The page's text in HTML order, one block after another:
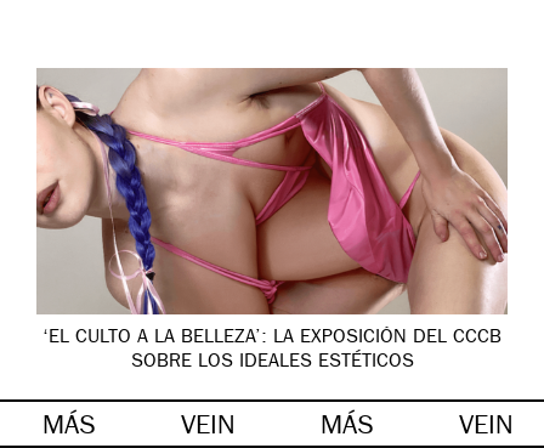
‘EL CULTO A LA BELLEZA’: LA EXPOSICIÓN DEL CCCB
SOBRE LOS IDEALES ESTÉTICOS
MÁS VEIN MÁS VEIN